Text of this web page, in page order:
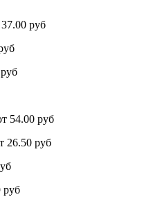
руб
54.00 руб
26.50 руб
руб